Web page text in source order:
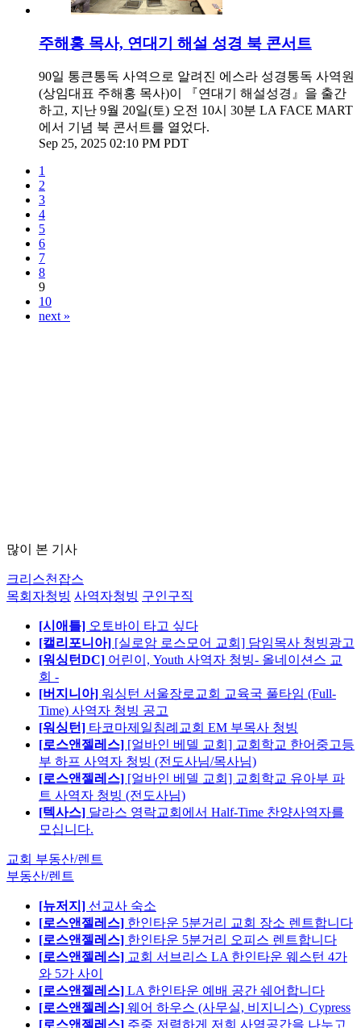
주해홍 목사, 연대기 해설 성경 북 콘서트
90일 통큰통독 사역으로 알려진 에스라 성경통독 사역원
(상임대표 주해홍 목사)이 『연대기 해설성경』을 출간
하고, 지난 9월 20일(토) 오전 10시 30분 LA FACE MART
에서 기념 북 콘서트를 열었다.
Sep 25, 2025 02:10 PM PDT
1
2
3
4
5
6
7
8
9
10
next »
많이 본 기사
크리스천잡스
목회자청빙 사역자청빙 구인구직
[시애틀] 오토바이 타고 싶다
[캘리포니아] [실로암 로스모어 교회] 담임목사 청빙광고
[워싱턴DC] 어린이, Youth 사역자 청빙- 올네이션스 교
회 -
[버지니아] 워싱턴 서울장로교회 교육국 풀타임 (Full-
Time) 사역자 청빙 공고
[워싱턴] 타코마제일침례교회 EM 부목사 청빙
[로스앤젤레스] [얼바인 베델 교회] 교회학교 한어중고등
부 하프 사역자 청빙 (전도사님/목사님)
[로스앤젤레스] [얼바인 베델 교회] 교회학교 유아부 파
트 사역자 청빙 (전도사님)
[텍사스] 달라스 영락교회에서 Half-Time 찬양사역자를
모십니다.
교회 부동산/렌트
부동산/렌트
[뉴저지] 선교사 숙소
[로스앤젤레스] 한인타운 5분거리 교회 장소 렌트합니다
[로스앤젤레스] 한인타운 5분거리 오피스 렌트합니다
[로스앤젤레스] 교회 서브리스 LA 한인타운 웨스턴 4가
와 5가 사이
[로스앤젤레스] LA 한인타운 예배 공간 쉐어합니다
[로스앤젤레스] 웨어 하우스 (사무실, 비지니스)_Cypress
[로스앤젤레스] 주중 저렴하게 저희 사역공간을 나누고